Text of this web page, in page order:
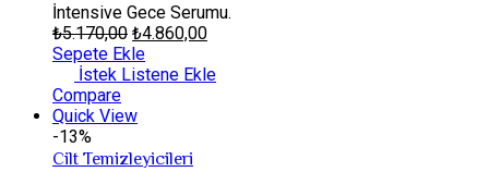
İntensive Gece Serumu.
₺5.170,00 ₺4.860,00
Sepete Ekle
İstek Listene Ekle
Compare
Quick View
-13%
Cilt Temizleyicileri